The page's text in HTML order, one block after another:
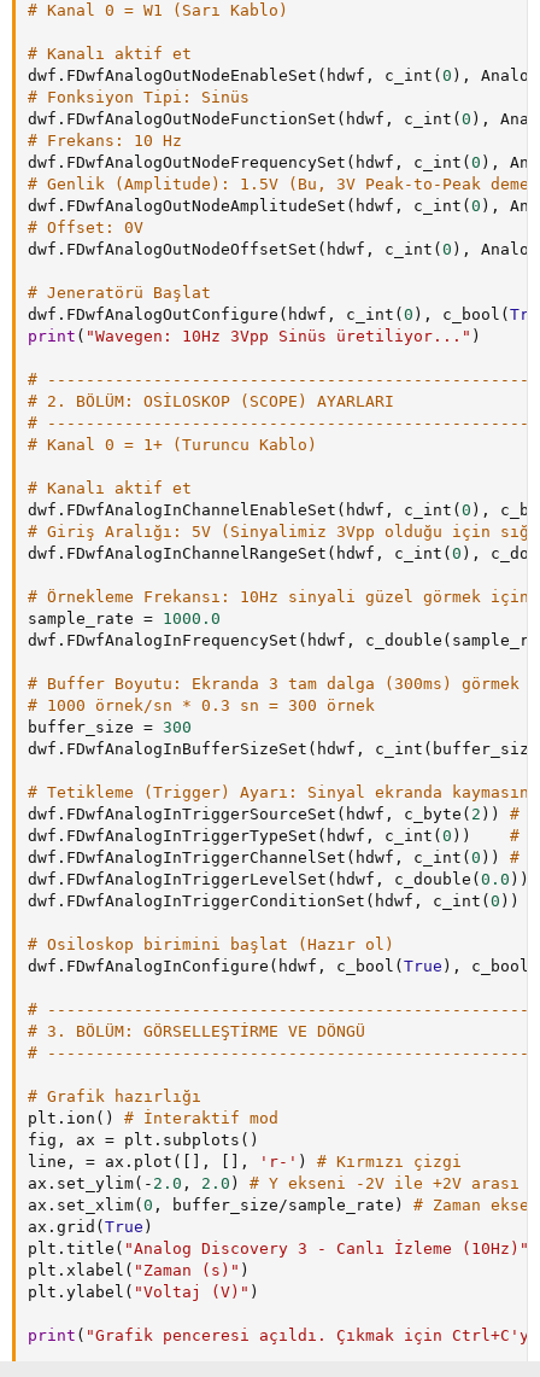
# Kanal 0 = W1 (Sarı Kablo)
# Kanalı aktif et
dwf . FDwfAnalogOutNodeEnableSet ( hdwf , c_int ( 0 ) ,
# Fonksiyon Tipi: Sinüs
dwf . FDwfAnalogOutNodeFunctionSet ( hdwf , c_int ( 0 ) ,
# Frekans: 10 Hz
dwf . FDwfAnalogOutNodeFrequencySet ( hdwf , c_int ( 0 ) ,
# Genlik (Amplitude): 1.5V (Bu, 3V Peak-to-Peak
dwf . FDwfAnalogOutNodeAmplitudeSet ( hdwf , c_int ( 0 ) ,
# Offset: 0V
dwf . FDwfAnalogOutNodeOffsetSet ( hdwf , c_int ( 0 ) ,
# Jeneratörü Başlat
dwf . FDwfAnalogOutConfigure ( hdwf , c_int ( 0 ) , c_bool (
print ( "Wavegen: 10Hz 3Vpp Sinüs üretiliyor..." )
#
# 2. BÖLÜM: OSİLOSKOP (SCOPE) AYARLARI
#
# Kanal 0 = 1+ (Turuncu Kablo)
# Kanalı aktif et
dwf . FDwfAnalogInChannelEnableSet ( hdwf , c_int ( 0 ) ,
# Giriş Aralığı: 5V (Sinyalimiz 3Vpp olduğu için
dwf . FDwfAnalogInChannelRangeSet ( hdwf , c_int ( 0 ) ,
# Örnekleme Frekansı: 10Hz sinyali güzel görmek
sample_rate = 1000.0
dwf . FDwfAnalogInFrequencySet ( hdwf , c_double (
# Buffer Boyutu: Ekranda 3 tam dalga (300ms) görmek
# 1000 örnek/sn * 0.3 sn = 300 örnek
buffer_size = 300
dwf . FDwfAnalogInBufferSizeSet ( hdwf , c_int ( buffer_size
# Tetikleme (Trigger) Ayarı: Sinyal ekranda kaymasın
dwf . FDwfAnalogInTriggerSourceSet ( hdwf , c_byte ( 2 ) )
#
dwf . FDwfAnalogInTriggerTypeSet ( hdwf , c_int ( 0 ) )
#
dwf . FDwfAnalogInTriggerChannelSet ( hdwf , c_int ( 0 ) )
#
dwf . FDwfAnalogInTriggerLevelSet ( hdwf , c_double ( 0.0 ) )
dwf . FDwfAnalogInTriggerConditionSet ( hdwf , c_int ( 0 ) )
# Osiloskop birimini başlat (Hazır ol)
dwf . FDwfAnalogInConfigure ( hdwf , c_bool ( True ) , c_bool
#
# 3. BÖLÜM: GÖRSELLEŞTİRME VE DÖNGÜ
#
# Grafik hazırlığı
plt . ion ( )
# İnteraktif mod
fig , ax = plt . subplots ( )
line , = ax . plot ( , , 'r-' )
# Kırmızı çizgi
ax . set_ylim( - 2.0 , 2.0 )
# Y ekseni -2V ile +2V arası
ax . set_xlim( 0 , buffer_size/sample_rate )
# Zaman
ax . grid ( True )
plt . title ( "Analog Discovery 3 - Canlı İzleme (10Hz)"
plt . xlabel ( "Zaman (s)" )
plt . ylabel ( "Voltaj (V)" )
print ( "Grafik penceresi açıldı. Çıkmak için